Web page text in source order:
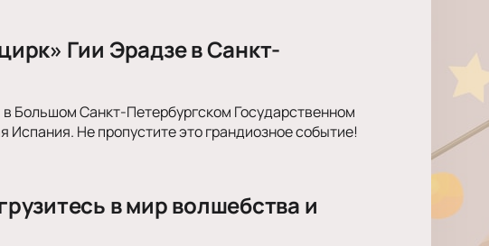
Гии Эрадзе в Санкт-
Большом Санкт-Петербургском Государственном
Не пропустите это грандиозное событие!
в мир волшебства и